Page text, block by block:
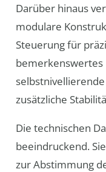
Darüber hinaus
modulare
Steuerung für
bemerkenswertes
zusätzliche
Die technischen
beeindruckend.
zur Abstimmung